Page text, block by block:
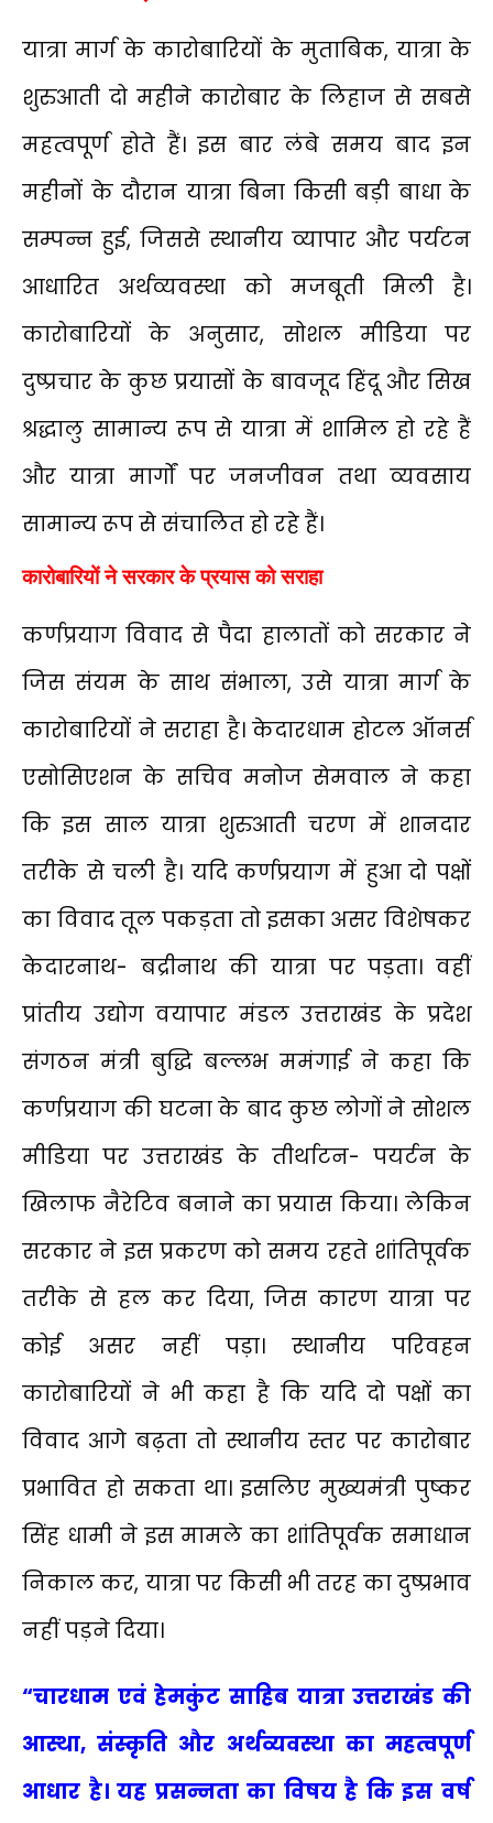
यात्रा मार्ग के कारोबारियों के मुताबिक, यात्रा के
शुरुआती दो महीने कारोबार के लिहाज से सबसे
महत्वपूर्ण होते हैं। इस बार लंबे समय बाद इन
महीनों के दौरान यात्रा बिना किसी बड़ी बाधा के
सम्पन्न हुई, जिससे स्थानीय व्यापार और पर्यटन
आधारित अर्थव्यवस्था को मजबूती मिली है।
कारोबारियों के अनुसार, सोशल मीडिया पर
दुष्प्रचार के कुछ प्रयासों के बावजूद हिंदू और सिख
श्रद्धालु सामान्य रूप से यात्रा में शामिल हो रहे हैं
और यात्रा मार्गों पर जनजीवन तथा व्यवसाय
सामान्य रूप से संचालित हो रहे हैं।
कारोबारियों ने सरकार के प्रयास को सराहा
कर्णप्रयाग विवाद से पैदा हालातों को सरकार ने
जिस संयम के साथ संभाला, उसे यात्रा मार्ग के
कारोबारियों ने सराहा है। केदारधाम होटल ऑनर्स
एसोसिएशन के सचिव मनोज सेमवाल ने कहा
कि इस साल यात्रा शुरुआती चरण में शानदार
तरीके से चली है। यदि कर्णप्रयाग में हुआ दो पक्षों
का विवाद तूल पकड़ता तो इसका असर विशेषकर
केदारनाथ- बद्रीनाथ की यात्रा पर पड़ता। वहीं
प्रांतीय उद्योग वयापार मंडल उत्तराखंड के प्रदेश
संगठन मंत्री बुद्धि बल्लभ ममंगाई ने कहा कि
कर्णप्रयाग की घटना के बाद कुछ लोगों ने सोशल
मीडिया पर उत्तराखंड के तीर्थाटन- पयर्टन के
खिलाफ नैरेटिव बनाने का प्रयास किया। लेकिन
सरकार ने इस प्रकरण को समय रहते शांतिपूर्वक
तरीके से हल कर दिया, जिस कारण यात्रा पर
कोई असर नहीं पड़ा। स्थानीय परिवहन
कारोबारियों ने भी कहा है कि यदि दो पक्षों का
विवाद आगे बढ़ता तो स्थानीय स्तर पर कारोबार
प्रभावित हो सकता था। इसलिए मुख्यमंत्री पुष्कर
सिंह धामी ने इस मामले का शांतिपूर्वक समाधान
निकाल कर, यात्रा पर किसी भी तरह का दुष्प्रभाव
नहीं पड़ने दिया।
“चारधाम एवं हेमकुंट साहिब यात्रा उत्तराखंड की
आस्था, संस्कृति और अर्थव्यवस्था का महत्वपूर्ण
आधार है। यह प्रसन्नता का विषय है कि इस वर्ष